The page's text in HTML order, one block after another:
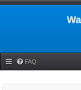
FAQ